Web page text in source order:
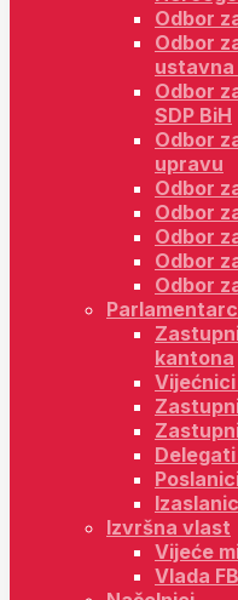
Odbor
Odbor
Odbor
SDP BiH
Odbor
upravu
Odbor
Odbor
Odbor
Odbor
Odbor
kantona
Delegati
Izvršna vlast
Vijeće
Vlada